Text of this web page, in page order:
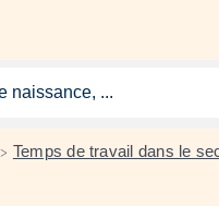
> Temps de travail dans le